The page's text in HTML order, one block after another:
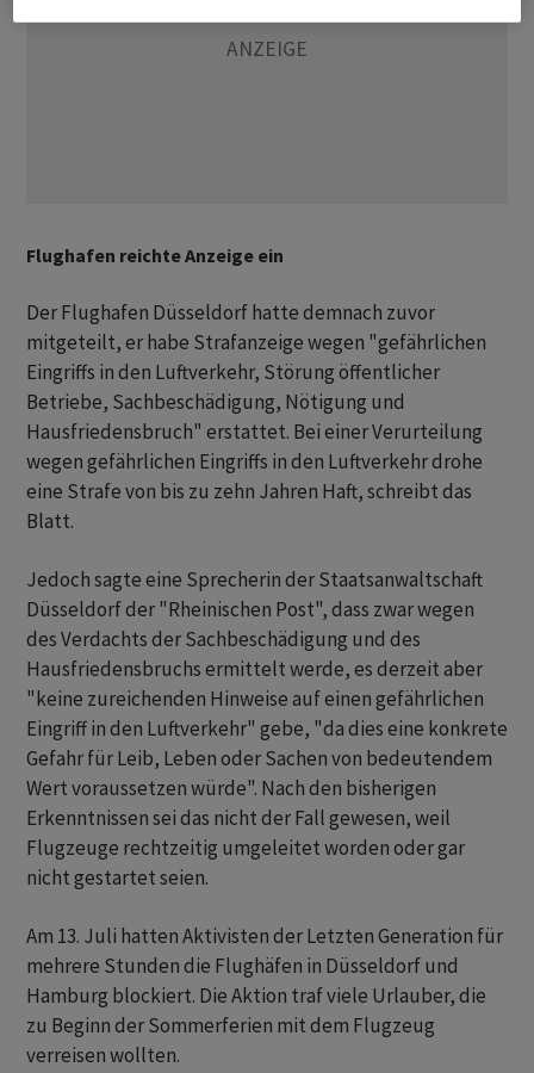
Flughafen reichte Anzeige ein
Der Flughafen Düsseldorf hatte demnach zuvor
mitgeteilt, er habe Strafanzeige wegen "gefährlichen
Eingriffs in den Luftverkehr, Störung öffentlicher
Betriebe, Sachbeschädigung, Nötigung und
Hausfriedensbruch" erstattet. Bei einer Verurteilung
wegen gefährlichen Eingriffs in den Luftverkehr drohe
eine Strafe von bis zu zehn Jahren Haft, schreibt das
Blatt.
Jedoch sagte eine Sprecherin der Staatsanwaltschaft
Düsseldorf der "Rheinischen Post", dass zwar wegen
des Verdachts der Sachbeschädigung und des
Hausfriedensbruchs ermittelt werde, es derzeit aber
"keine zureichenden Hinweise auf einen gefährlichen
Eingriff in den Luftverkehr" gebe, "da dies eine konkrete
Gefahr für Leib, Leben oder Sachen von bedeutendem
Wert voraussetzen würde". Nach den bisherigen
Erkenntnissen sei das nicht der Fall gewesen, weil
Flugzeuge rechtzeitig umgeleitet worden oder gar
nicht gestartet seien.
Am 13. Juli hatten Aktivisten der Letzten Generation für
mehrere Stunden die Flughäfen in Düsseldorf und
Hamburg blockiert. Die Aktion traf viele Urlauber, die
zu Beginn der Sommerferien mit dem Flugzeug
verreisen wollten.